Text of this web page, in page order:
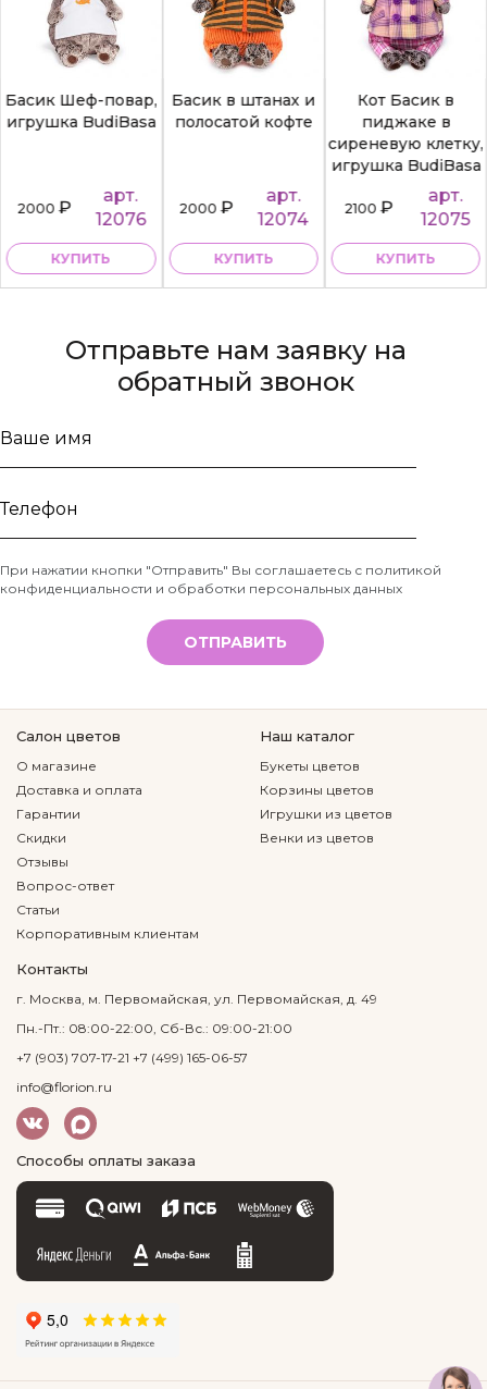
Басик Шеф-повар,
игрушка BudiBasa
2000₽
арт.
12076
КУПИТЬ
Басик в штанах и
полосатой кофте
2000₽
арт.
12074
КУПИТЬ
Кот Басик в
пиджаке в
сиреневую клетку,
игрушка BudiBasa
2100₽
арт.
12075
КУПИТЬ
Отправьте нам заявку на
обратный звонок
Ваше
Телефон
*
При нажатии кнопки "Отправить" Вы соглашаетесь с политикой
конфиденциальности и обработки персональных данных
ОТПРАВИТЬ
Салон цветов
О магазине
Доставка и оплата
Гарантии
Скидки
Отзывы
Вопрос-ответ
Статьи
Корпоративным клиентам
Наш каталог
Букеты цветов
Корзины цветов
Игрушки из цветов
Венки из цветов
Контакты
г. Москва, м. Первомайская, ул. Первомайская, д. 49
Пн.-Пт.: 08:00-22:00, Сб-Вс.: 09:00-21:00
+7 (903) 707-17-21 +7 (499) 165-06-57
info@florion.ru
Способы оплаты заказа